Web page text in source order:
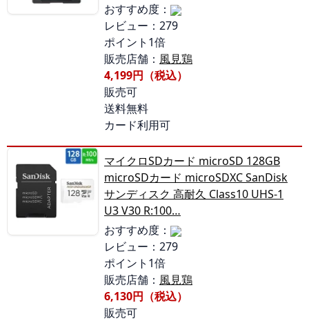
おすすめ度：
レビュー：279
ポイント1倍
販売店舗： 風見鶏
4,199円（税込）
販売可
送料無料
カード利用可
マイクロSDカード microSD 128GB
microSDカード microSDXC SanDisk
サンディスク 高耐久 Class10 UHS-1
U3 V30 R:100…
おすすめ度：
レビュー：279
ポイント1倍
販売店舗： 風見鶏
6,130円（税込）
販売可